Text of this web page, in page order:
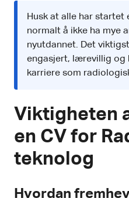
Husk at alle har
normalt å ikke ha mye
nyutdannet. Det
engasjert, lærevillig og
karriere som
Viktigheten
en CV for
teknolog
Hvordan